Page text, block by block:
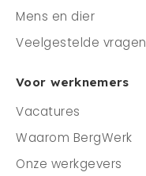
Mens en dier
Veelgestelde vragen
Voor werknemers
Vacatures
Waarom BergWerk
Onze werkgevers